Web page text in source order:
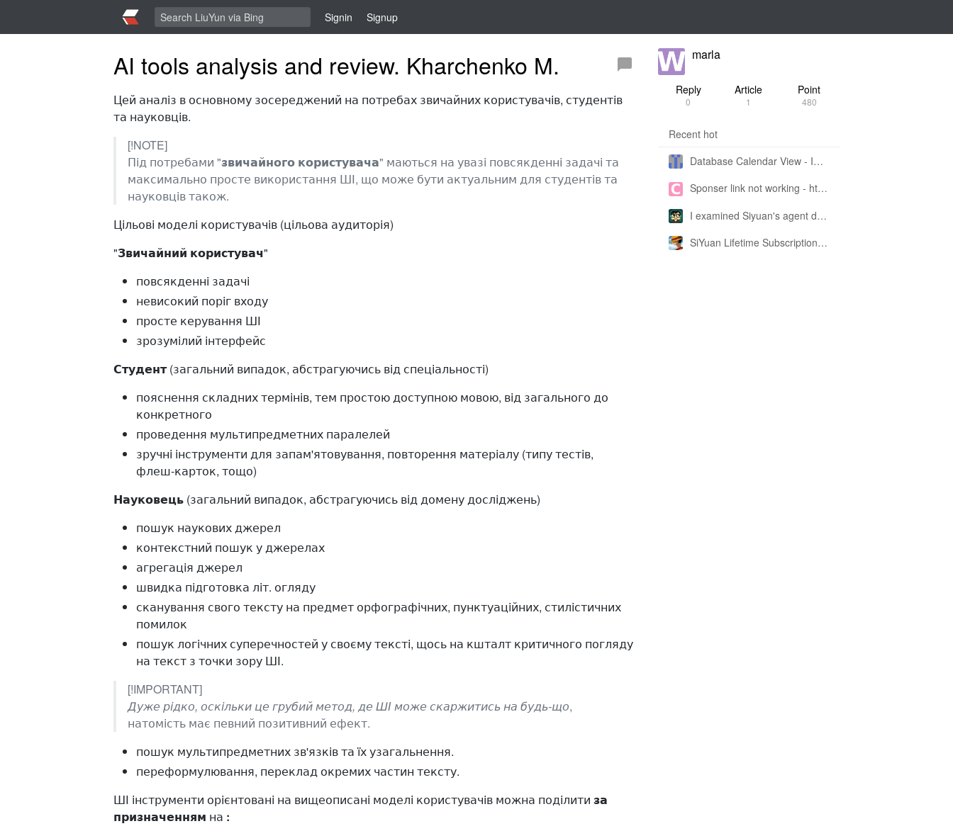
Signin Signup
AI tools analysis and review. Kharchenko M.
Цей аналіз в основному зосереджений на потребах звичайних користувачів, студентів
та науковців.
[!NOTE]
Під потребами "​звичайного користувача" маються на увазі повсякденні задачі та
максимально просте використання ШІ, що може бути актуальним для студентів та
науковців також.
Цільові моделі користувачів (цільова аудиторія)
"​Звичайний користувач"
повсякденні задачі
невисокий поріг входу
просте керування ШІ
зрозумілий інтерфейс
Студент​(загальний випадок, абстрагуючись від спеціальності)
пояснення складних термінів, тем простою доступною мовою, від загального до
конкретного
проведення мультипредметних паралелей
зручні інструменти для запам'ятовування, повторення матеріалу (типу тестів,
флеш-карток, тощо)
Науковець ​(загальний випадок, абстрагуючись від домену досліджень)
пошук наукових джерел
контекстний пошук у джерелах
агрегація джерел
швидка підготовка літ. огляду
сканування свого тексту на предмет орфографічних, пунктуаційних, стилістичних
помилок
пошук логічних суперечностей у своєму тексті, щось на кшталт критичного погляду
на текст з точки зору ШІ.
[!IMPORTANT]
Дуже рідко, оскільки це грубий метод, де ШІ може скаржитись на будь-що,
натомість має певний позитивний ефект.
пошук мультипредметних зв'язків та їх узагальнення.
переформулювання, переклад окремих частин тексту.
ШІ інструменти орієнтовані на вищеописані моделі користувачів можна поділити за
призначенням на :
marla
Reply
0
Article
1
Point
480
Recent hot
Database Calendar View - Implemented in My Own SiYuan Fork
Sponser link not working - https://liuyun.io/sponsor
I examined Siyuan's agent design philosophy and made this CLI SKILL doc so you don't have to
SiYuan Lifetime Subscription Price Adjustment